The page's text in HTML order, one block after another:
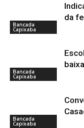
Bancada
Capixaba
da
Bancada
Capixaba
Bancada
Capixaba